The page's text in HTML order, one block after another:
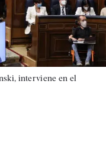
interviene en el